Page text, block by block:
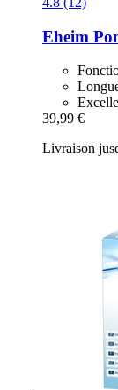
Eheim
39,99 €
Livraison